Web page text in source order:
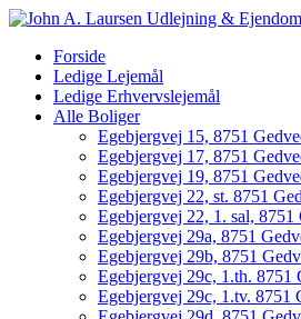
Forside
Ledige Lejemål
Ledige Erhvervslejemål
Alle Boliger
Egebjergvej 15, 8751
Egebjergvej 17, 8751
Egebjergvej 19, 8751
Egebjergvej 22, st. 8751
Egebjergvej 22, 1. sal, 8751
Egebjergvej 29a, 8751
Egebjergvej 29b, 8751
Egebjergvej 29c, 1.th. 8751
Egebjergvej 29c, 1.tv. 8751